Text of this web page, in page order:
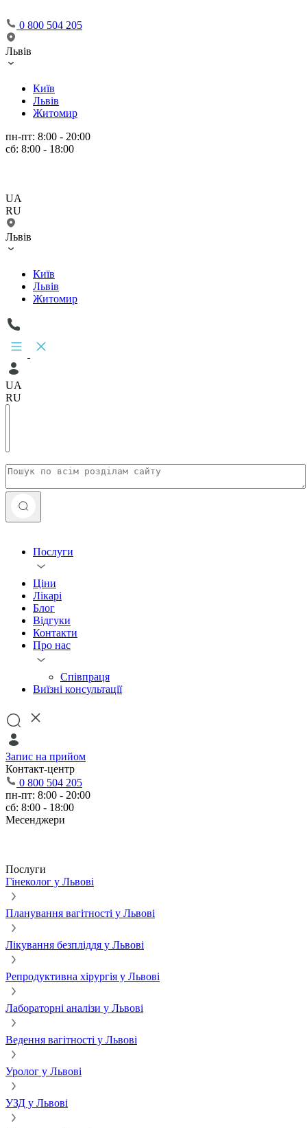
0 800 504 205
Львів
Київ
Львів
Житомир
пн-пт: 8:00 - 20:00
сб: 8:00 - 18:00
UA
RU
Львів
Київ
Львів
Житомир
UA
RU
Послуги
Ціни
Лікарі
Блог
Відгуки
Контакти
Про нас
Співпраця
Виїзні консультації
Запис на прийом
Контакт-центр
0 800 504 205
пн-пт: 8:00 - 20:00
сб: 8:00 - 18:00
Месенджери
Послуги
Гінеколог у Львові
Планування вагітності у Львові
Лікування безпліддя у Львові
Репродуктивна хірургія у Львові
Лабораторні аналізи у Львові
Ведення вагітності у Львові
Уролог у Львові
УЗД у Львові